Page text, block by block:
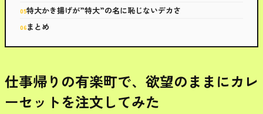
特大かき揚げが”特大”の名に恥じないデカさ
まとめ
仕事帰りの有楽町で、欲望のままにカレ
ーセットを注文してみた